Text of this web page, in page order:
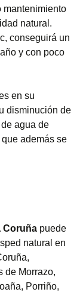
mantenimiento
natural.
conseguirá un
y con poco
en su
disminución de
agua de
además se
Coruña puede
natural en
de Morrazo,
Porriño,